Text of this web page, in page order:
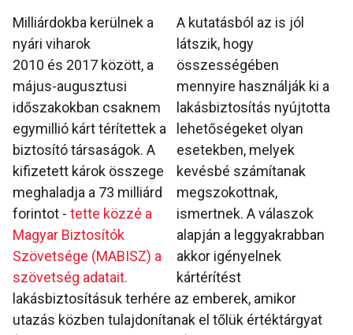
Milliárdokba kerülnek a
nyári viharok
2010 és 2017 között, a
május-augusztusi
időszakokban csaknem
egymillió kárt térítettek a
biztosító társaságok. A
kifizetett károk összege
meghaladja a 73 milliárd
forintot - tette közzé a
Magyar Biztosítók
Szövetsége (MABISZ) a
szövetség adatait.
A kutatásból az is jól
látszik, hogy
összességében
mennyire használják ki a
lakásbiztosítás nyújtotta
lehetőségeket olyan
esetekben, melyek
kevésbé számítanak
megszokottnak,
ismertnek. A válaszok
alapján a leggyakrabban
akkor igényelnek
kártérítést
lakásbiztosításuk terhére az emberek, amikor
utazás közben tulajdonítanak el tőlük értéktárgyat